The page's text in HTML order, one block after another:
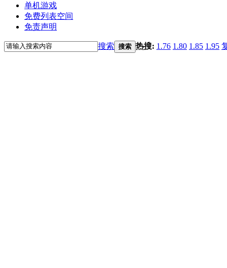
单机游戏
免费列表空间
免责声明
搜索 搜索 热搜: 1.76 1.80 1.85 1.95